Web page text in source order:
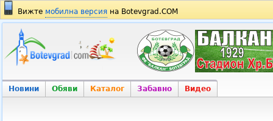
Вижте мобилна версия на Botevgrad.COM
Новини Обяви Каталог Забавно Видео